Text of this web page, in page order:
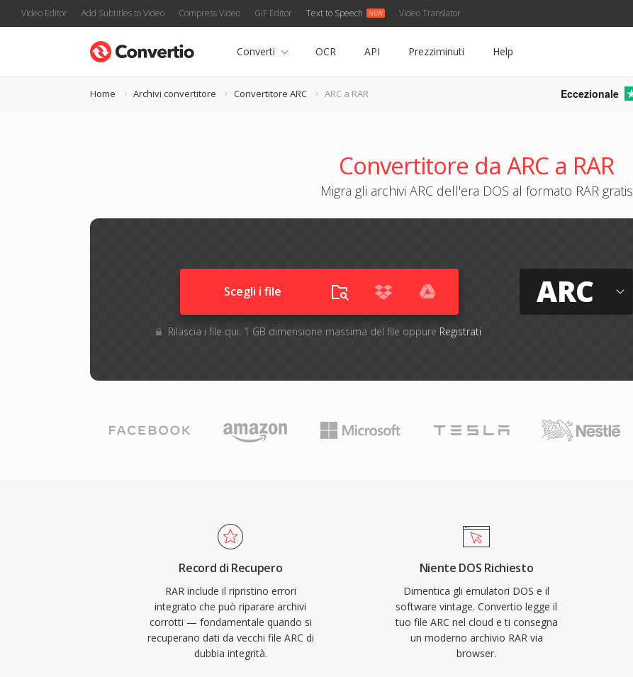
Video Editor Add Subtitles to Video Compress Video GIF Editor Text to Speech Video Translator
Converti OCR API Prezziminuti Help
Home Archivi convertitore Convertitore ARC ARC a RAR Eccezionale
Convertitore da ARC a RAR
Migra gli archivi ARC dell'era DOS al formato RAR gratis
Scegli i file
Rilascia i file qui. 1 GB dimensione massima del file oppure Registrati
ARC
Record di Recupero
RAR include il ripristino errori
integrato che può riparare archivi
corrotti — fondamentale quando si
recuperano dati da vecchi file ARC di
dubbia integrità.
Niente DOS Richiesto
Dimentica gli emulatori DOS e il
software vintage. Convertio legge il
tuo file ARC nel cloud e ti consegna
un moderno archivio RAR via
browser.